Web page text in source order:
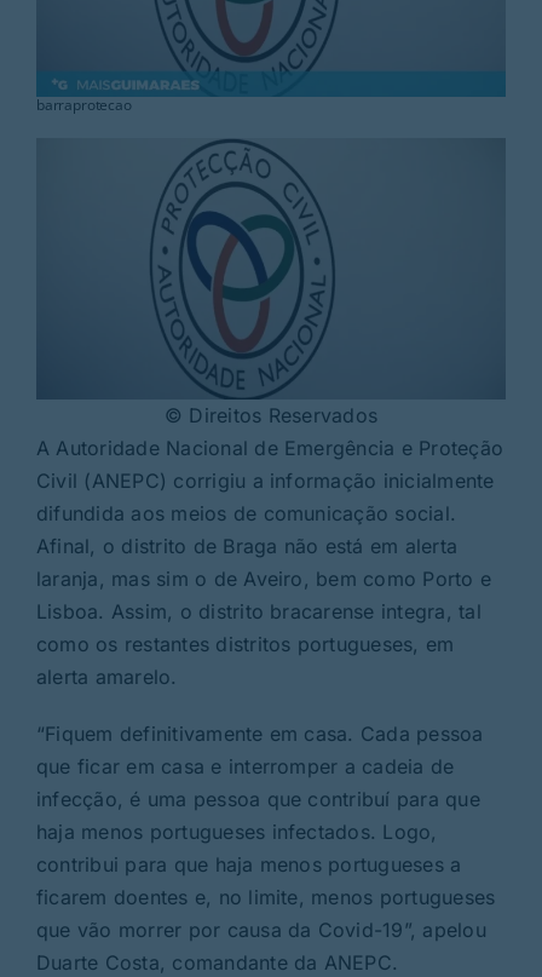
barraprotecao
© Direitos Reservados
A Autoridade Nacional de Emergência e Proteção
Civil (ANEPC) corrigiu a informação inicialmente
difundida aos meios de comunicação social.
Afinal, o distrito de Braga não está em alerta
laranja, mas sim o de Aveiro, bem como Porto e
Lisboa. Assim, o distrito bracarense integra, tal
como os restantes distritos portugueses, em
alerta amarelo.
“Fiquem definitivamente em casa. Cada pessoa
que ficar em casa e interromper a cadeia de
infecção, é uma pessoa que contribuí para que
haja menos portugueses infectados. Logo,
contribui para que haja menos portugueses a
ficarem doentes e, no limite, menos portugueses
que vão morrer por causa da Covid-19”, apelou
Duarte Costa, comandante da ANEPC.